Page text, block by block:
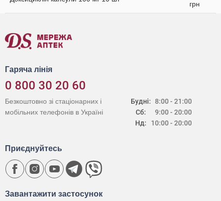
грн
Гаряча лінія
0 800 30 20 60
Будні:
Сб:
Нд:
8:00 - 21:00
9:00 - 20:00
10:00 - 20:00
Безкоштовно зі стаціонарних і
мобільних телефонів в Україні
Завантажити застосунок
Приєднуйтесь